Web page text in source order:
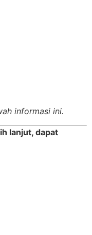
informasi ini.
lanjut, dapat